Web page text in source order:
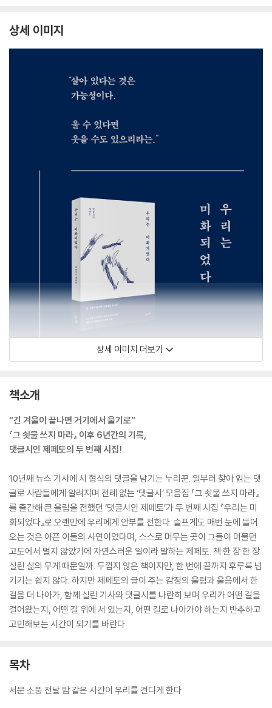
상세 이미지
상세 이미지 더보기
책소개
“긴 겨울이 끝나면 거기에서 울기로”
『그 쇳물 쓰지 마라』 이후 6년간의 기록,
댓글시인 제페토의 두 번째 시집!
10년째 뉴스 기사에 시 형식의 댓글을 남기는 누리꾼. 일부러 찾아 읽는 댓
글로 사람들에게 알려지며 전례 없는 ‘댓글시’ 모음집 『그 쇳물 쓰지 마라』
를 출간해 큰 울림을 전했던 ‘댓글시인 제페토’가 두 번째 시집 『우리는 미
화되었다』로 오랜만에 우리에게 안부를 전한다. 슬프게도 매번 눈에 들어
오는 것은 아픈 이들의 사연이었다며, 스스로 머무는 곳이 그들이 머물던
고도에서 멀지 않았기에 자연스러운 일이라 말하는 제페토. 책 한 장 한 장
실린 삶의 무게 때문일까. 두껍지 않은 책이지만, 한 번에 끝까지 후루룩 넘
기기는 쉽지 않다. 하지만 제페토의 글이 주는 감정의 울림과 울음에서 한
걸음 더 나아가, 함께 실린 기사와 댓글시를 나란히 보며 우리가 어떤 길을
걸어왔는지, 어떤 길 위에 서 있는지, 어떤 길로 나아가야 하는지 반추하고
고민해보는 시간이 되기를 바란다.
목차
서문 소풍 전날 밤 같은 시간이 우리를 견디게 한다